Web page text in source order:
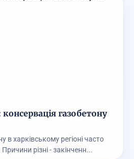
газобетону
в харківському регіоні часто
різні - закінченн...